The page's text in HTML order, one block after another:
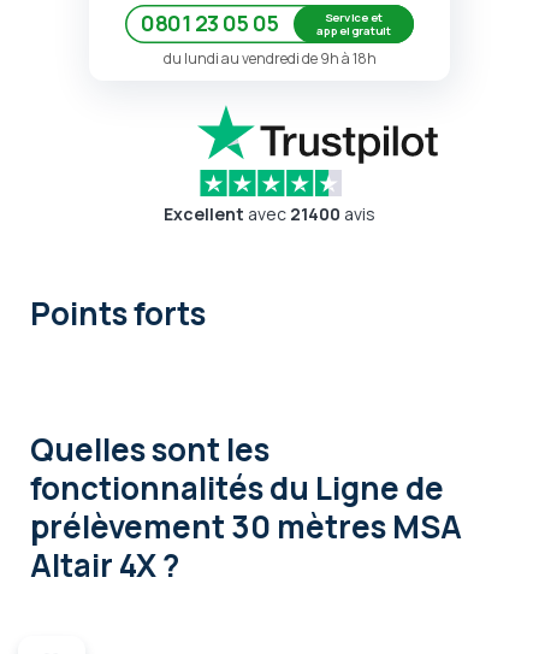
0801 23 05 05
Service et
appel gratuit
du lundi au vendredi de 9h à 18h
Excellent avec 21400 avis
Points forts
Quelles sont les
fonctionnalitésdu Ligne de
prélèvement 30 mètres MSA
Altair 4X ?